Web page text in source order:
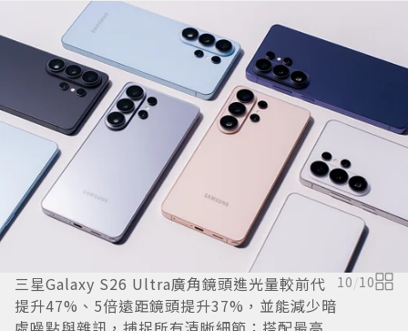
三星Galaxy S26 Ultra廣角鏡頭進光量較前代
提升47%、5倍遠距鏡頭提升37%，並能減少暗
10/10